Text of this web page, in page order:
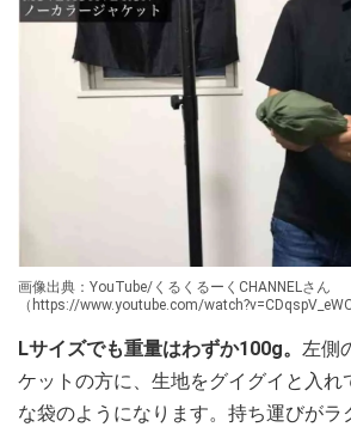
画像出典：YouTube/くるくるーくCHANNELさん
（https://www.youtube.com/
Lサイズでも重量はわずか100g。 左側
ケットの方に、生地をグイグイと入れ
な袋のようになります。持ち運びがラ